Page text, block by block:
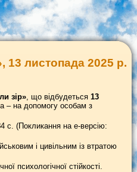
13 листопада 2025 р.
зір», що відбудеться 13
– на допомогу особам з
с. (Покликання на е-версію:
і цивільним із втратою
психологічної стійкості.